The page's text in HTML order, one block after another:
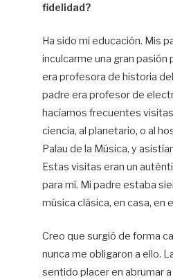
fidelidad?
Ha sido mi educación. Mis
inculcarme una gran pasión
era profesora de historia
padre era profesor de
hacíamos frecuentes
ciencia, al planetario, o al
Palau de la Música, y
Estas visitas eran un
para mí. Mi padre estaba
música clásica, en casa, en
Creo que surgió de forma
nunca me obligaron a ello.
sentido placer en abrumar